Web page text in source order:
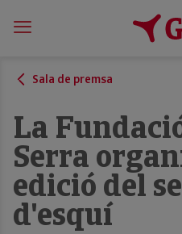
Sala de premsa
La
Serra
edició del
d'esquí